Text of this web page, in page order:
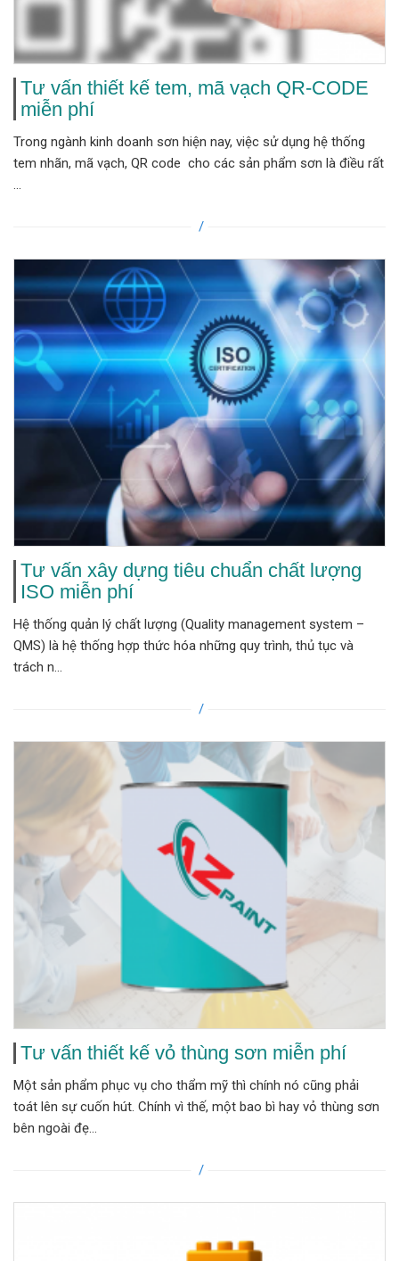
Tư vấn thiết kế tem, mã vạch QR-CODE
miễn phí
Trong ngành kinh doanh sơn hiện nay, việc sử dụng hệ thống
tem nhãn, mã vạch, QR code cho các sản phẩm sơn là điều rất
...
Tư vấn xây dựng tiêu chuẩn chất lượng
ISO miễn phí
Hệ thống quản lý chất lượng (Quality management system –
QMS) là hệ thống hợp thức hóa những quy trình, thủ tục và
trách n...
Tư vấn thiết kế vỏ thùng sơn miễn phí
Một sản phẩm phục vụ cho thẩm mỹ thì chính nó cũng phải
toát lên sự cuốn hút. Chính vì thế, một bao bì hay vỏ thùng sơn
bên ngoài đẹ...